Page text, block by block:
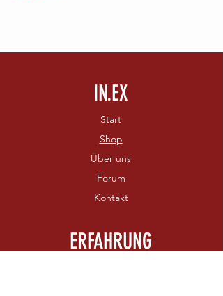
IN.EX
Start
Shop
Über uns
Forum
Kontakt
ERFAHRUNG